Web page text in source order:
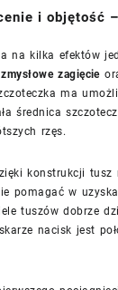
i objętość
na kilka efektów
zmysłowe zagięcie
ma
średnica
rzęs.
konstrukcji tusz
pomagać w
tuszów dobrze
nacisk jest